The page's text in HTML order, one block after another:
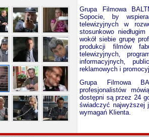
Grupa Filmowa
Sopocie, by
telewizyjnych w
stosunkowo
wokół siebie grupę
produkcji filmów
telewizyjnych,
informacyjnych,
reklamowych i
Grupa Filmowa
profesjonalistów
dostępni są przez 24
świadczyć najwyższej
wymagań Klienta.